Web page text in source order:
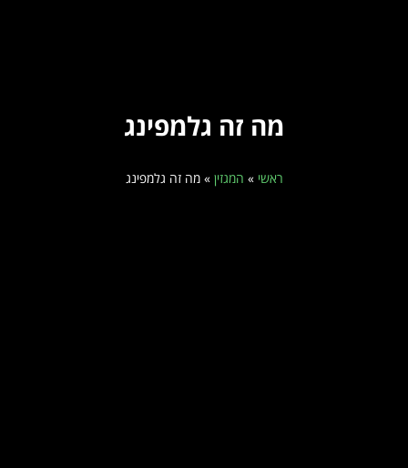
מה זה גלמפינג
ראשי » המגזין »מה זה גלמפינג